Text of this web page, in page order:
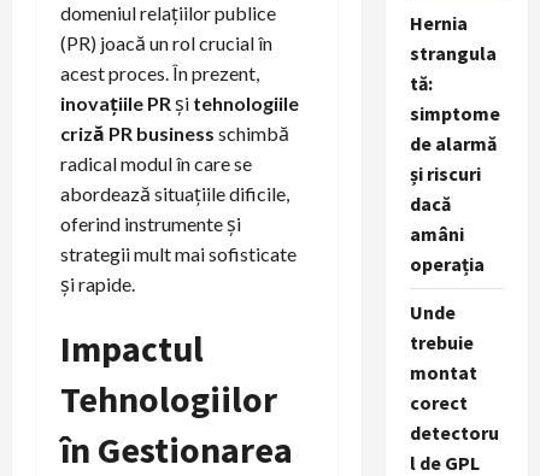
domeniul relațiilor publice
(PR) joacă un rol crucial în
acest proces. În prezent,
inovațiile PRși tehnologiile
criză PR business schimbă
radical modul în care se
abordează situațiile dificile,
oferind instrumente și
strategii mult mai sofisticate
și rapide.
Impactul
Tehnologiilor
în Gestionarea
Hernia
strangula
tă:
simptome
de alarmă
și riscuri
dacă
amâni
operația
Unde
trebuie
montat
corect
detectoru
l de GPL